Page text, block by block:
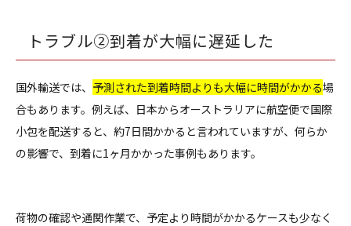
トラブル②到着が大幅に遅延した
国外輸送では、 予測された到着時間よりも大幅に時間がかかる場
合もあります。例えば、日本からオーストラリアに航空便で国際
小包を配送すると、約7日間かかると言われていますが、何らか
の影響で、到着に1ヶ月かかった事例もあります。
荷物の確認や通関作業で、予定より時間がかかるケースも少なく